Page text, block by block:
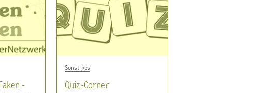
-
Sonstiges
Quiz-Corner